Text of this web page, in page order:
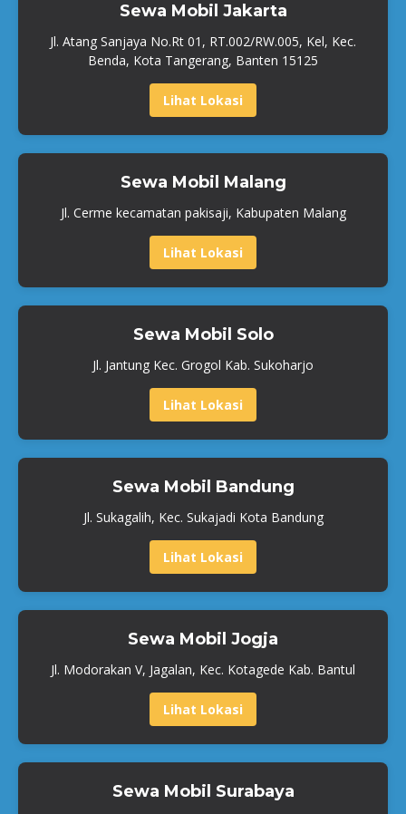
Sewa Mobil Jakarta
Jl. Atang Sanjaya No.Rt 01, RT.002/RW.005, Kel, Kec.
Benda, Kota Tangerang, Banten 15125
Lihat Lokasi
Sewa Mobil Malang
Jl. Cerme kecamatan pakisaji, Kabupaten Malang
Lihat Lokasi
Sewa Mobil Solo
Jl. Jantung Kec. Grogol Kab. Sukoharjo
Lihat Lokasi
Sewa Mobil Bandung
Jl. Sukagalih, Kec. Sukajadi Kota Bandung
Lihat Lokasi
Sewa Mobil Jogja
Jl. Modorakan V, Jagalan, Kec. Kotagede Kab. Bantul
Lihat Lokasi
Sewa Mobil Surabaya